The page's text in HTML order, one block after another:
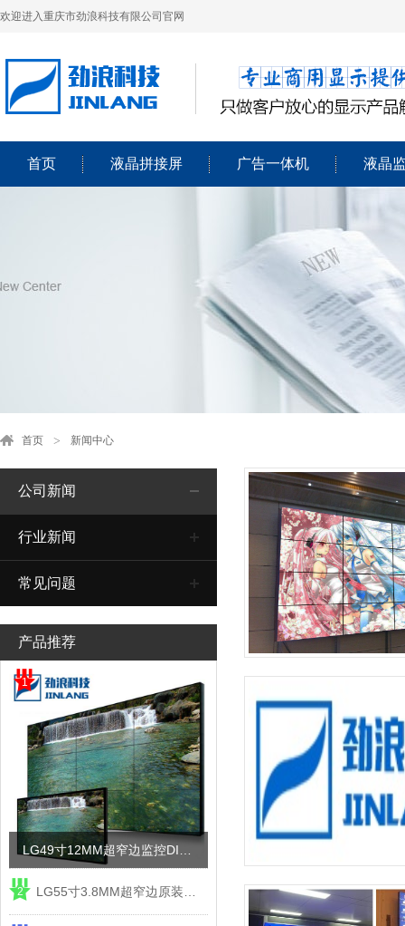
欢迎进入重庆市劲浪科技有限公司官网
首页 液晶拼接屏 广告一体机 液晶
首页 新闻中心
公司新闻
行业新闻
常见问题
产品推荐
1
2